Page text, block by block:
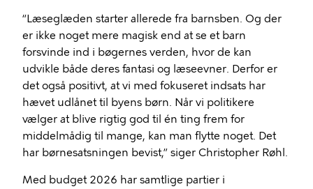
“Læseglæden starter allerede fra barnsben. Og der
er ikke noget mere magisk end at se et barn
forsvinde ind i bøgernes verden, hvor de kan
udvikle både deres fantasi og læseevner. Derfor er
det også positivt, at vi med fokuseret indsats har
hævet udlånet til byens børn. Når vi politikere
vælger at blive rigtig god til én ting frem for
middelmådig til mange, kan man flytte noget. Det
har børnesatsningen bevist,” siger Christopher Røhl.
Med budget 2026 har samtlige partier i